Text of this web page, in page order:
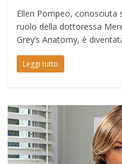
Ellen Pompeo, conosciuta
ruolo della dottoressa
Grey’s Anatomy, è
Leggi tutto